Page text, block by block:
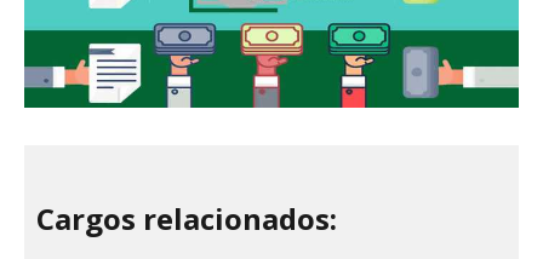
Cargos relacionados: